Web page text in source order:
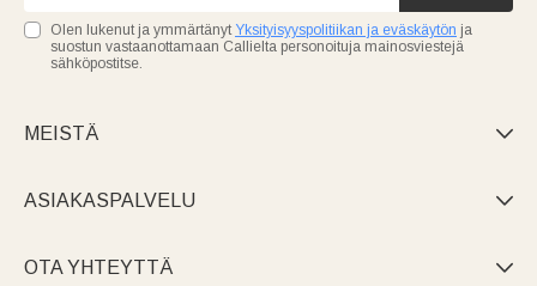
Olen lukenut ja ymmärtänyt Yksityisyyspolitiikan ja eväskäytön ja
suostun vastaanottamaan Callielta personoituja mainosviestejä
sähköpostitse.
MEISTÄ 
ASIAKASPALVELU 
OTA YHTEYTTÄ 